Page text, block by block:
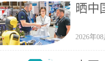
晒中
2026年